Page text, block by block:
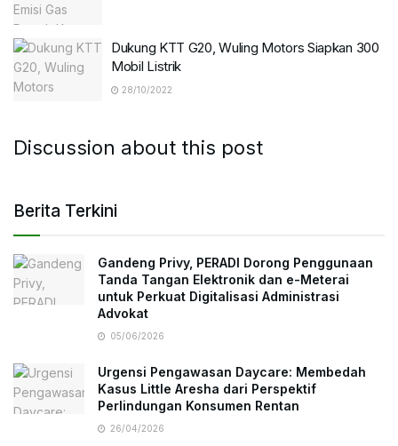
Dukung KTT G20, Wuling Motors Siapkan 300
Mobil Listrik
28/10/2022
Discussion about this post
Berita Terkini
Gandeng Privy, PERADI Dorong Penggunaan
Tanda Tangan Elektronik dan e-Meterai
untuk Perkuat Digitalisasi Administrasi
Advokat
05/06/2026
Urgensi Pengawasan Daycare: Membedah
Kasus Little Aresha dari Perspektif
Perlindungan Konsumen Rentan
26/04/2026